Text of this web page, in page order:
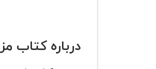
درباره کتاب